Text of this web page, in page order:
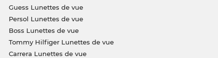
Guess Lunettes de vue
Persol Lunettes de vue
Boss Lunettes de vue
Tommy Hilfiger Lunettes de vue
Carrera Lunettes de vue